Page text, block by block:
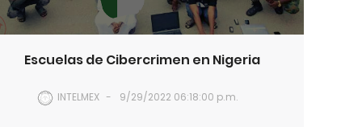
Escuelas de Cibercrimen en Nigeria
INTELMEX 9/29/2022 06:18:00 p.m.